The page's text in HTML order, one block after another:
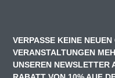
VERPASSE KEINE
VERANSTALTUNGEN
UNSEREN NEWSLETTER